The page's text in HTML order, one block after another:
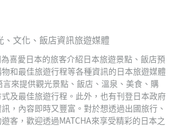
、文化、飯店資訊旅遊媒體
為喜愛日本的旅客介紹日本旅遊景點、飯店預
和最佳旅遊行程等各種資訊的日本旅遊媒體
來提供觀光景點、飯店、溫泉、美食、購
及最佳旅遊行程。此外，也有刊登日本政府
，內容即時又豐富。對於想透過出國旅行、
客，歡迎透過MATCHA來享受精彩的日本之